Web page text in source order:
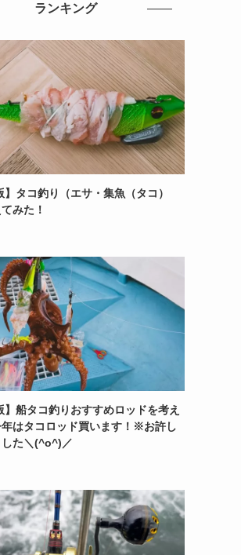
ランキング
】タコ釣り（エサ・集魚（タコ）
みた！
】船タコ釣りおすすめロッドを考え
はタコロッド買います！※お許し
た＼(^o^)／